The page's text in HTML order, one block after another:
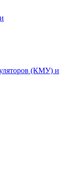
(КМУ) и